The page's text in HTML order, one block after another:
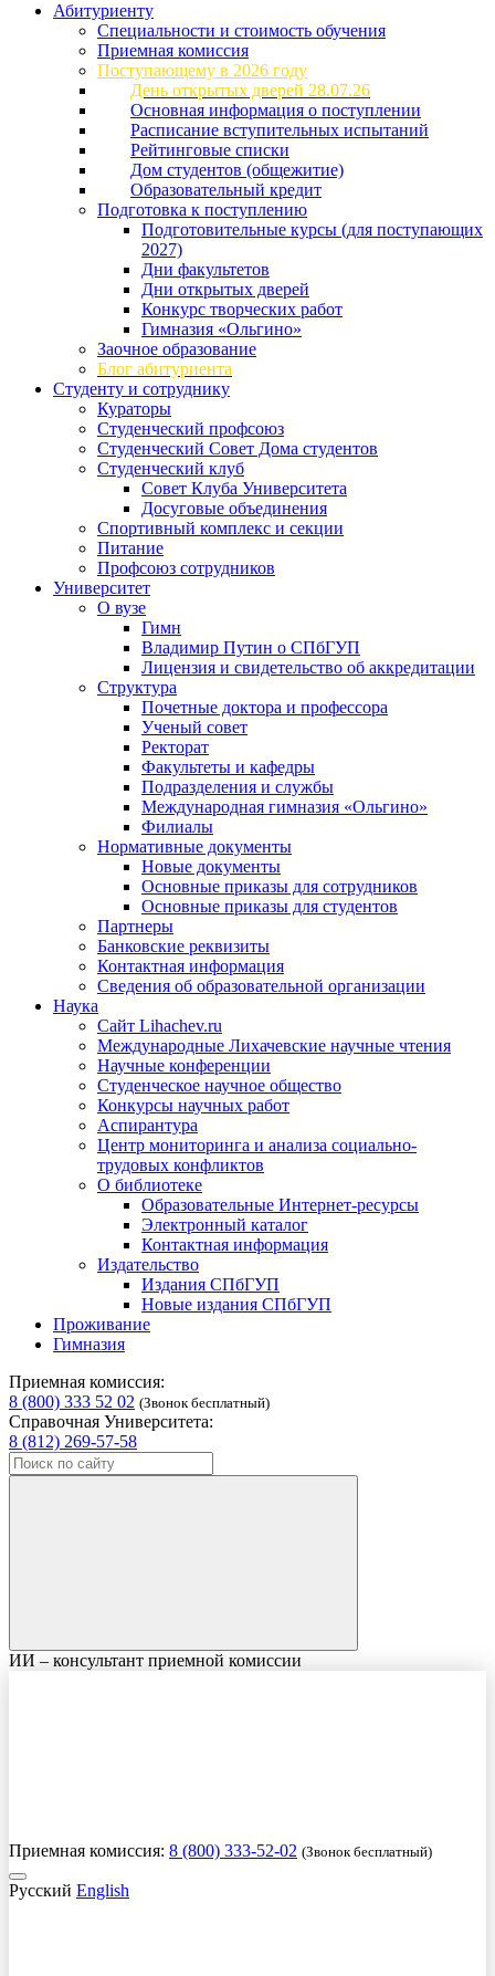
Абитуриенту
Специальности и стоимость обучения
Приемная комиссия
Поступающему в 2026 году
День открытых дверей 28.07.26
Основная информация о поступлении
Расписание вступительных испытаний
Рейтинговые списки
Дом студентов (общежитие)
Образовательный кредит
Подготовка к поступлению
Подготовительные курсы (для поступающих
2027)
Дни факультетов
Дни открытых дверей
Конкурс творческих работ
Гимназия «Ольгино»
Заочное образование
Блог абитуриента
Студенту и сотруднику
Кураторы
Студенческий профсоюз
Студенческий Совет Дома студентов
Студенческий клуб
Совет Клуба Университета
Досуговые объединения
Спортивный комплекс и секции
Питание
Профсоюз сотрудников
Университет
О вузе
Гимн
Владимир Путин о СПбГУП
Лицензия и свидетельство об аккредитации
Структура
Почетные доктора и профессора
Ученый совет
Ректорат
Факультеты и кафедры
Подразделения и службы
Международная гимназия «Ольгино»
Филиалы
Нормативные документы
Новые документы
Основные приказы для сотрудников
Основные приказы для студентов
Партнеры
Банковские реквизиты
Контактная информация
Сведения об образовательной организации
Наука
Сайт Lihachev.ru
Международные Лихачевские научные чтения
Научные конференции
Студенческое научное общество
Конкурсы научных работ
Аспирантура
Центр мониторинга и анализа социально-
трудовых конфликтов
О библиотеке
Образовательные Интернет-ресурсы
Электронный каталог
Контактная информация
Издательство
Издания СПбГУП
Новые издания СПбГУП
Проживание
Гимназия
Приемная комиссия:
8 (800) 333 52 02 (Звонок бесплатный)
Справочная Университета:
8 (812) 269-57-58
ИИ – консультант приемной комиссии
Приемная комиссия: 8 (800) 333-52-02 (Звонок бесплатный)
Русский English